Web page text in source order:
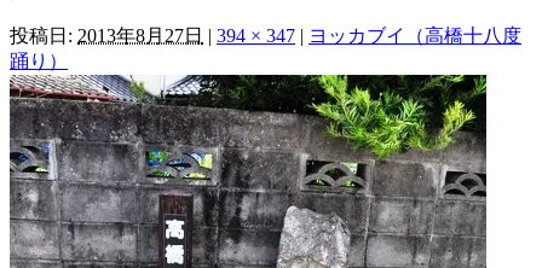
投稿日: 2013年8月27日 | 394 × 347 | ヨッカブイ（高橋十八度
踊り）